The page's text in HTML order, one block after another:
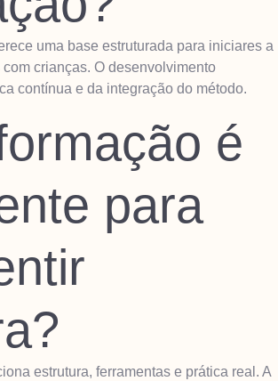
uma base estruturada para iniciares a
crianças. O desenvolvimento
contínua e da integração do método.
é
para
estrutura, ferramentas e prática real. A